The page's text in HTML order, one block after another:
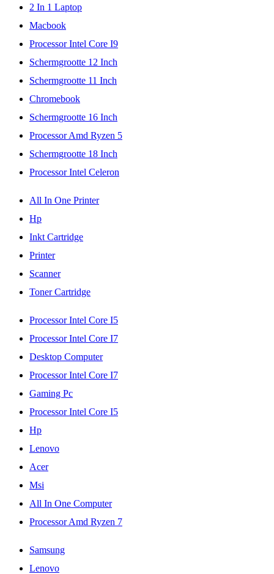
2 In 1 Laptop
Macbook
Processor Intel Core I9
Schermgrootte 12 Inch
Schermgrootte 11 Inch
Chromebook
Schermgrootte 16 Inch
Processor Amd Ryzen 5
Schermgrootte 18 Inch
Processor Intel Celeron
All In One Printer
Hp
Inkt Cartridge
Printer
Scanner
Toner Cartridge
Processor Intel Core I5
Processor Intel Core I7
Desktop Computer
Processor Intel Core I7
Gaming Pc
Processor Intel Core I5
Hp
Lenovo
Acer
Msi
All In One Computer
Processor Amd Ryzen 7
Samsung
Lenovo